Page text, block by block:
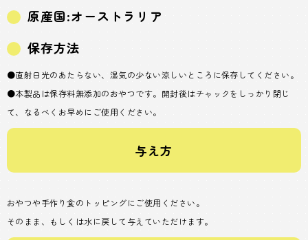
原産国:オーストラリア
保存方法
●直射日光のあたらない、湿気の少ない涼しいところに保存してください。
●本製品は保存料無添加のおやつです。開封後はチャックをしっかり閉じ
て、なるべくお早めにご使用ください。
与え方
おやつや手作り食のトッピングにご使用ください。
そのまま、もしくは水に戻して与えていただけます。